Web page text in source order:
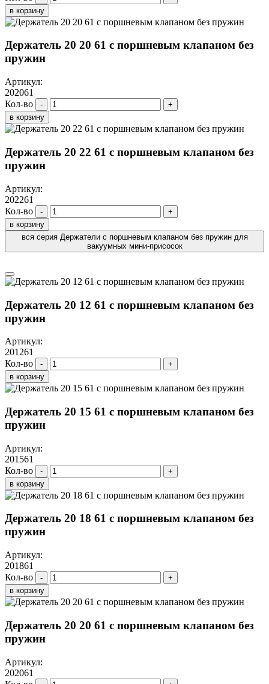
в корзину
Держатель 20 20 61 с поршневым клапаном без
пружин
Артикул:
202061
Кол-во
-
+
в корзину
Держатель 20 22 61 с поршневым клапаном без
пружин
Артикул:
202261
Кол-во
-
+
в корзину
вся серия Держатели с поршневым клапаном без пружин для
вакуумных мини-присосок
Держатель 20 12 61 с поршневым клапаном без
пружин
Артикул:
201261
Кол-во
-
+
в корзину
Держатель 20 15 61 с поршневым клапаном без
пружин
Артикул:
201561
Кол-во
-
+
в корзину
Держатель 20 18 61 с поршневым клапаном без
пружин
Артикул:
201861
Кол-во
-
+
в корзину
Держатель 20 20 61 с поршневым клапаном без
пружин
Артикул:
202061